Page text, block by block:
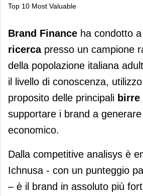
Top 10 Most Valuable
Brand Finance, Ichnusa
amata dagli italiani
Brand Finance ha condotto
ricercapresso un campione
della popolazione italiana
il livello di conoscenza,
proposito delle principali birre
supportare i brand a
economico.
Dalla competitive analisys è
Ichnusa - con un punteggio
– è il brand in assoluto più